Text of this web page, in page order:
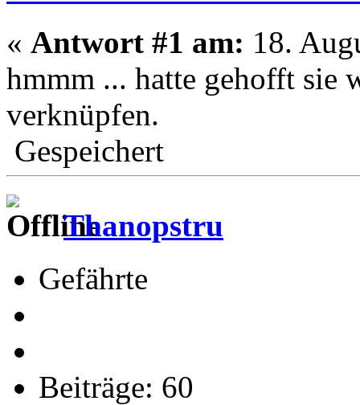
« Antwort #1 am: 18.
hmmm ... hatte gehofft sie
verknüpfen.
Gespeichert
Thanopstru
Gefährte
Beiträge: 60